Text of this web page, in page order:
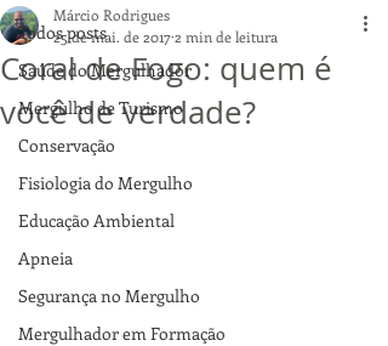
Todos posts
Saúde do Mergulhador
Mergulho de Turismo
Conservação
Fisiologia do Mergulho
Educação Ambiental
Apneia
Segurança no Mergulho
Mergulhador em Formação
Coral de Fogo: quem é
você de verdade?
Márcio Rodrigues
25 de mai. de 20172 min de leitura